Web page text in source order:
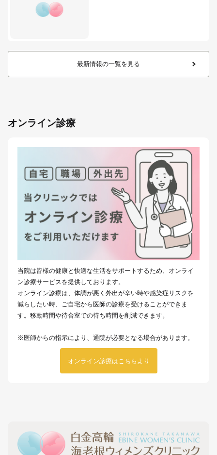
最新情報の一覧を見る
オンライン診療
当院は皆様の健康と快適な生活をサポートするため、オンライ
ン診療サービスを提供しております。
オンライン診療は、体調が悪く外出が辛い時や感染症リスクを
減らしたい時、ご自宅から医師の診療を受けることができま
す。移動時間や待合室での待ち時間を削減できます。
※医師からの指示により、通院が必要となる場合があります。
オンライン診療はこちらより